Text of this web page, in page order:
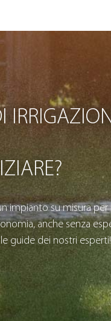
impianto su misura per
anche senza
guide dei nostri esperti!